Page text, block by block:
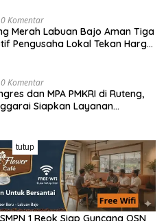
0 Komentar
Merah Labuan Bajo Aman Tiga
Pengusaha Lokal Tekan Harga
0 Komentar
dan MPA PMKRI di Ruteng,
Siapkan Layanan
0 Komentar
Jadi Sekda, Dedikasi Winsesius
Bantuan 10 Gedung Sekolah
0 Komentar
1 Reok Siap Guncang OSN
tutup